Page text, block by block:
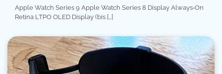
Apple Watch Series 9 Apple Watch Series 8 Display Always‑On
Retina LTPO OLED Display (bis […]